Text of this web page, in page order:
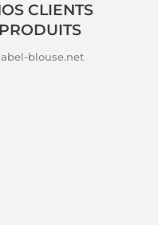
CLIENTS